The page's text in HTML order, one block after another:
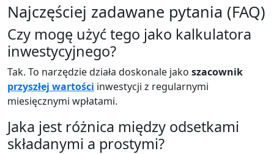
Najczęściej zadawane pytania (FAQ)
Czy mogę użyć tego jako kalkulatora
inwestycyjnego?
Tak. To narzędzie działa doskonale jako szacownik
przyszłej wartości inwestycji z regularnymi
miesięcznymi wpłatami.
Jaka jest różnica między odsetkami
składanymi a prostymi?